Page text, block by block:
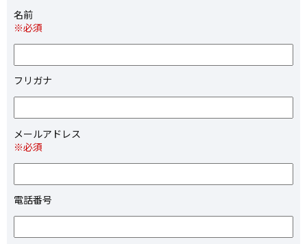
名前
※必須
フリガナ
メールアドレス
※必須
電話番号